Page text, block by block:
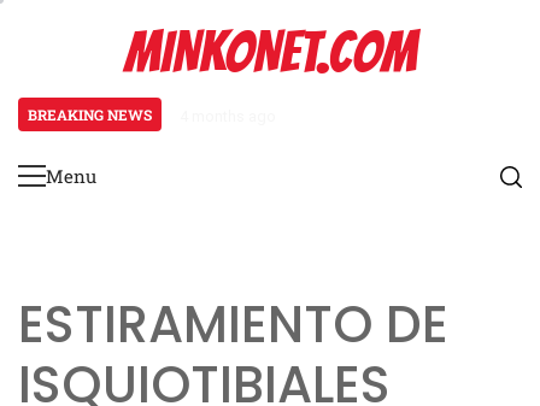
MINKONET.COM
BREAKING NEWS
Primary
Menu
ESTIRAMIENTO DE
ISQUIOTIBIALES